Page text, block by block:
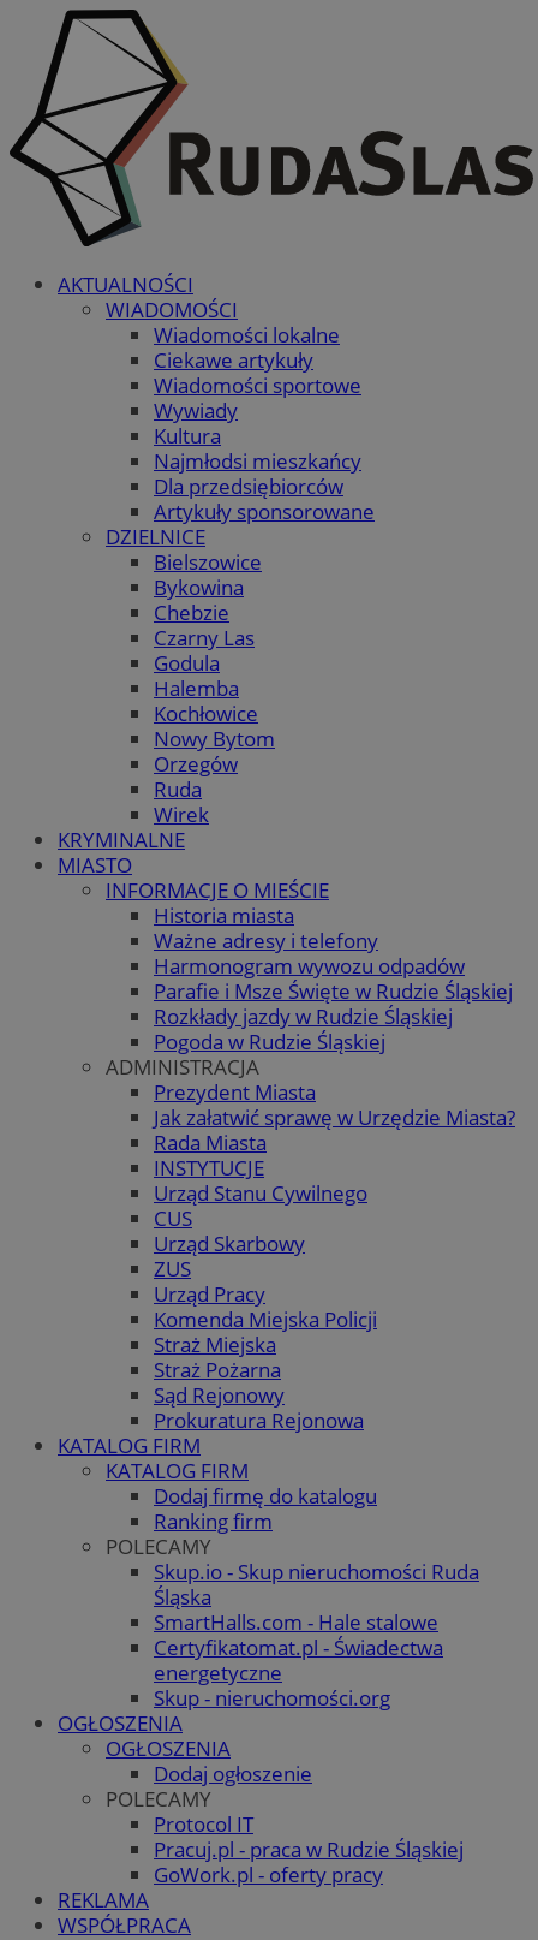
AKTUALNOŚCI
WIADOMOŚCI
Wiadomości lokalne
Ciekawe artykuły
Wiadomości sportowe
Wywiady
Kultura
Najmłodsi mieszkańcy
Dla przedsiębiorców
Artykuły sponsorowane
DZIELNICE
Bielszowice
Bykowina
Chebzie
Czarny Las
Godula
Halemba
Kochłowice
Nowy Bytom
Orzegów
Ruda
Wirek
KRYMINALNE
MIASTO
INFORMACJE O MIEŚCIE
Historia miasta
Ważne adresy i telefony
Harmonogram wywozu odpadów
Parafie i Msze Święte w Rudzie Śląskiej
Rozkłady jazdy w Rudzie Śląskiej
Pogoda w Rudzie Śląskiej
ADMINISTRACJA
Prezydent Miasta
Jak załatwić sprawę w Urzędzie Miasta?
Rada Miasta
INSTYTUCJE
Urząd Stanu Cywilnego
CUS
Urząd Skarbowy
ZUS
Urząd Pracy
Komenda Miejska Policji
Straż Miejska
Straż Pożarna
Sąd Rejonowy
Prokuratura Rejonowa
KATALOG FIRM
KATALOG FIRM
Dodaj firmę do katalogu
Ranking firm
POLECAMY
Skup.io - Skup nieruchomości Ruda
Śląska
SmartHalls.com - Hale stalowe
Certyfikatomat.pl - Świadectwa
energetyczne
Skup - nieruchomości.org
OGŁOSZENIA
OGŁOSZENIA
Dodaj ogłoszenie
POLECAMY
Protocol IT
Pracuj.pl - praca w Rudzie Śląskiej
GoWork.pl - oferty pracy
REKLAMA
WSPÓŁPRACA